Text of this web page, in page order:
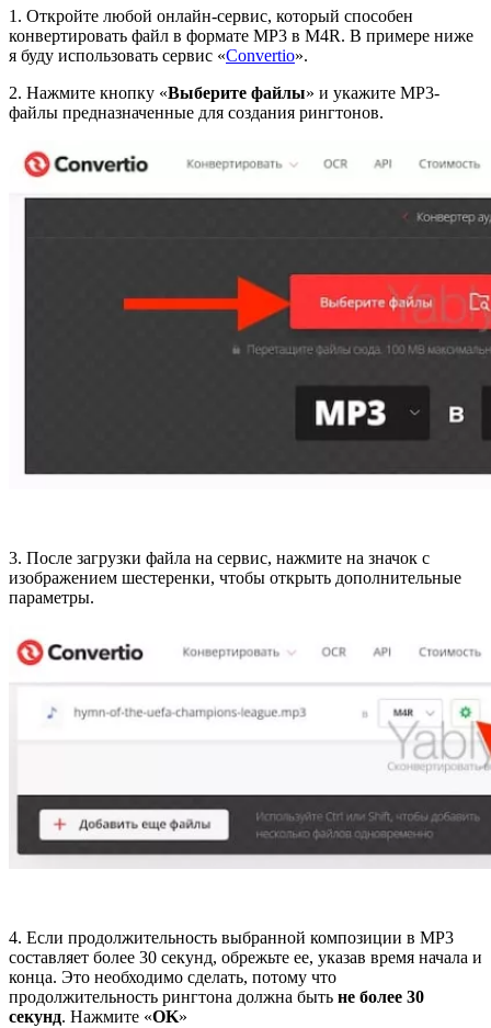
1. Откройте любой онлайн-сервис, который способен
конвертировать файл в формате MP3 в M4R. В примере ниже
я буду использовать сервис «Convertio».
2. Нажмите кнопку «Выберите файлы» и укажите MP3-
файлы предназначенные для создания рингтонов.
3. После загрузки файла на сервис, нажмите на значок с
изображением шестеренки, чтобы открыть дополнительные
параметры.
4. Если продолжительность выбранной композиции в MP3
составляет более 30 секунд, обрежьте ее, указав время начала и
конца. Это необходимо сделать, потому что
продолжительность рингтона должна быть не более 30
секунд. Нажмите «OK»